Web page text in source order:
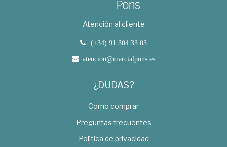
Atención al cliente
(+34) 91 304 33 03
atencion@marcialpons.es
¿DUDAS?
Como comprar
Preguntas frecuentes
Política de privacidad